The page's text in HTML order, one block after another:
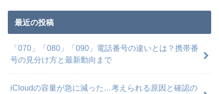
最近の投稿
「070」「080」「090」電話番号の違いとは？携帯番
号の見分け方と最新動向まで
iCloudの容量が急に減った…考えられる原因と確認の